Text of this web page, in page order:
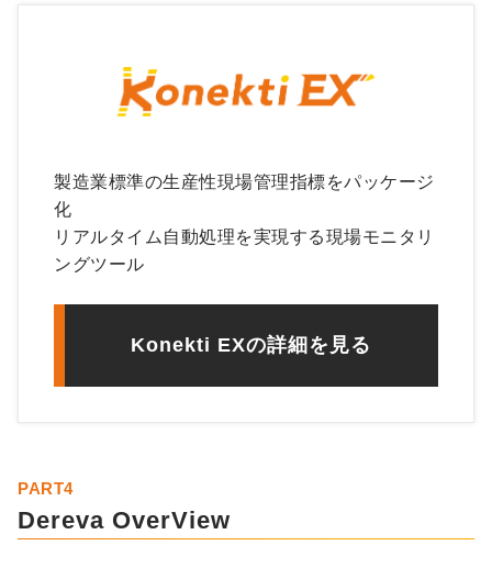
製造業標準の生産性現場管理指標をパッケージ
化
リアルタイム自動処理を実現する現場モニタリ
ングツール
Konekti EXの詳細を見る
PART4
Dereva OverView